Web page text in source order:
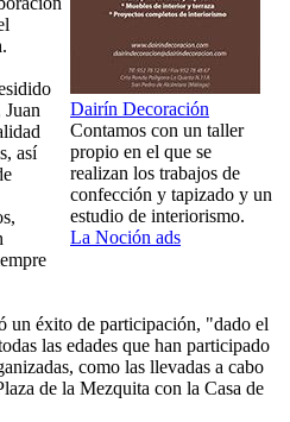
Dairín Decoración
Contamos con un taller
propio en el que se
realizan los trabajos de
confección y tapizado y un
estudio de interiorismo.
La Noción ads
así
un éxito de participación, "dado el
las edades que han participado
como las llevadas a cabo
de la Mezquita con la Casa de